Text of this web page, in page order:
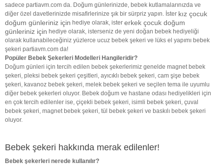
sadece partiavm.com da. Doğum günlerinizde, bebek kutlamalarınızda ve
diğer özel davetlerinizde misafirlerinize şık bir sürpriz yapın. İster kız çocuk
doğum günleriniz için hediye olarak, ister erkek çocuk doğum
günleriniz için hediye olarak, isterseniz de yeni doğan bebek hediyeliği
olarak kullanabileceğiniz yüzlerce ucuz bebek şekeri ve lüks el yapımı bebek
şekeri partiavm.com da!
Popüler Bebek Şekerleri Modelleri Hangileridir?
Doğum günleri için tercih edilen bebek şekerlerimiz genelde magnet bebek
şekeri, pleksi bebek şekeri çeşitleri, ayıcıklı bebek şekeri, cam şişe bebek
şekeri, kavanoz bebek şekeri, melek bebek şekeri ve seçilen tema ile uyumlu
diğer bebek şekerleri oluyor. Bebek doğum ve hastane odası hediyelikleri için
en çok tercih edilenler ise, çiçekli bebek şekeri, isimli bebek şekeri, çuval
bebek şekeri, magnet bebek şekeri, tül bebek şekeri ve baskılı bebek şekeri
oluyor.
Bebek şekeri hakkında merak edilenler!
Bebek şekerleri nerede kullanılır?